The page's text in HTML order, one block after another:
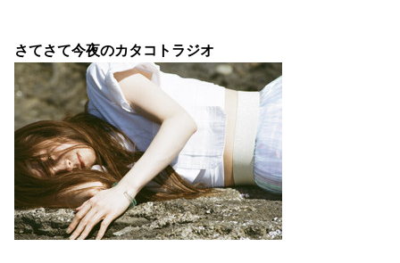
さてさて今夜のカタコトラジオ